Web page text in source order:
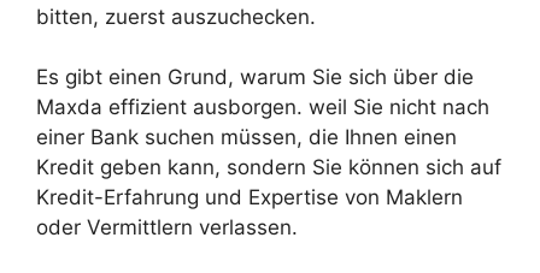
bitten, zuerst auszuchecken.
Es gibt einen Grund, warum Sie sich über die
Maxda effizient ausborgen. weil Sie nicht nach
einer Bank suchen müssen, die Ihnen einen
Kredit geben kann, sondern Sie können sich auf
Kredit-Erfahrung und Expertise von Maklern
oder Vermittlern verlassen.